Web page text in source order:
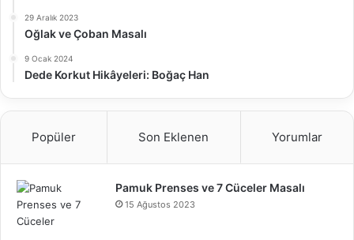
29 Aralık 2023
Oğlak ve Çoban Masalı
9 Ocak 2024
Dede Korkut Hikâyeleri: Boğaç Han
Popüler Son Eklenen Yorumlar
Pamuk Prenses ve 7 Cüceler Masalı
15 Ağustos 2023